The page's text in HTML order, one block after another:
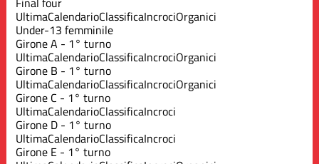
UltimaCalendarioClassificaIncrociOrganici
Under-13 femminile
Girone A - 1° turno
UltimaCalendarioClassificaIncrociOrganici
Girone B - 1° turno
UltimaCalendarioClassificaIncrociOrganici
Girone C - 1° turno
UltimaCalendarioClassificaIncroci
Girone D - 1° turno
UltimaCalendarioClassificaIncroci
Girone E - 1° turno